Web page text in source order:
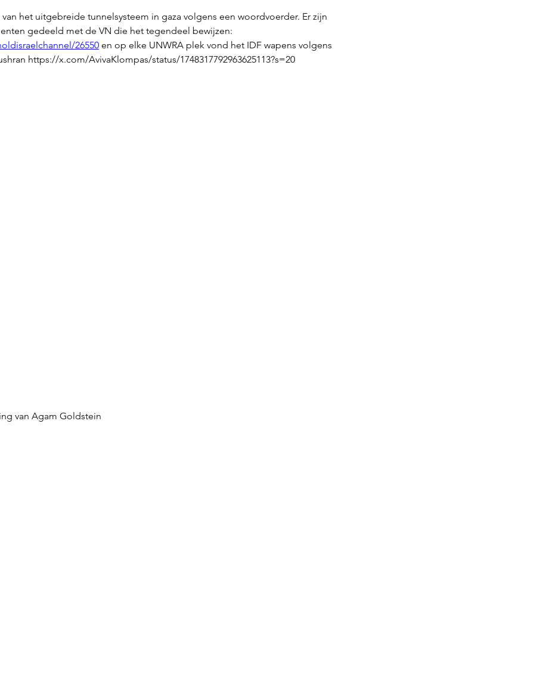
van het uitgebreide tunnelsysteem in gaza volgens een woordvoerder. Er zijn
gedeeld met de VN die het tegendeel bewijzen:
26550 en op elke UNWRA plek vond het IDF wapens volgens
https://x.com/AvivaKlompas/status/1748317792963625113?s=20
van Agam Goldstein